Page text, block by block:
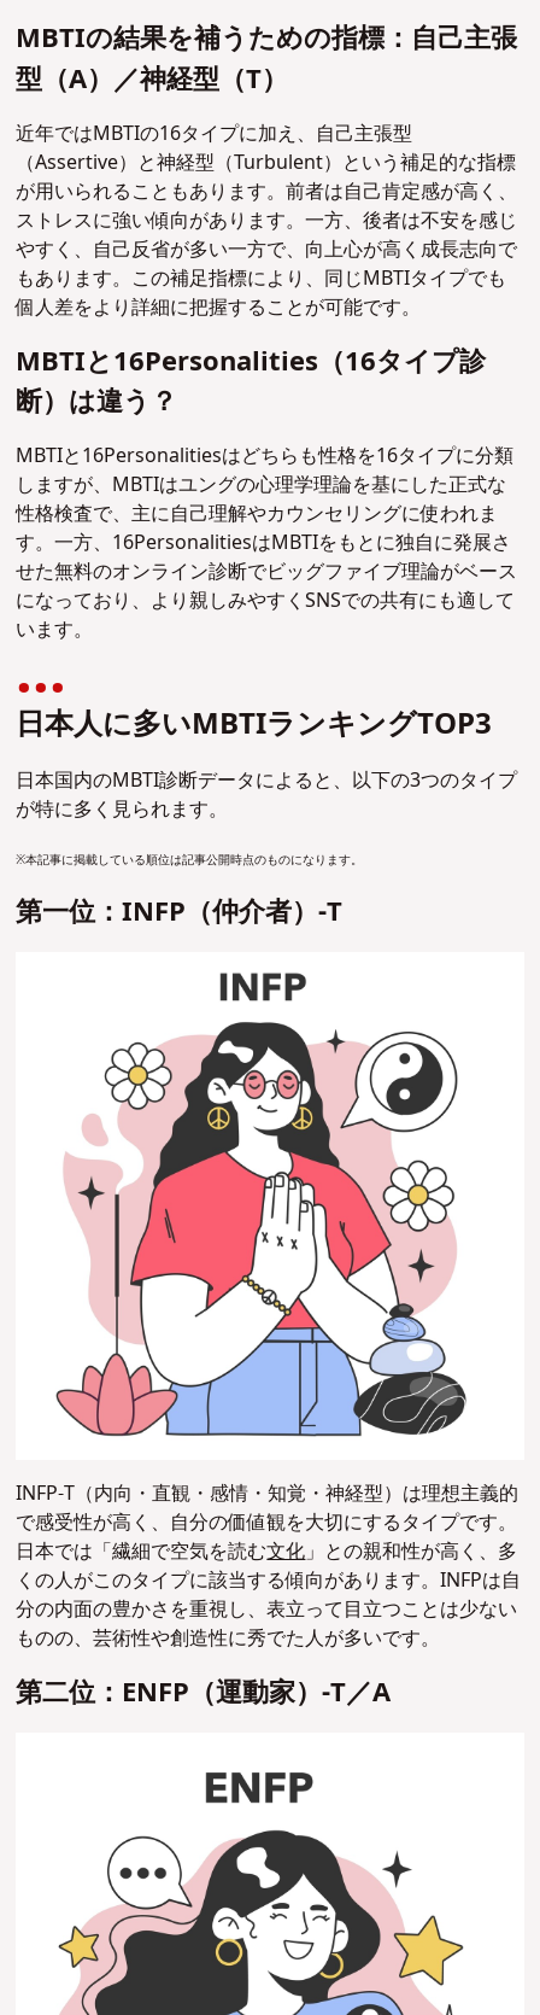
MBTIの結果を補うための指標：自己主張
型（A）／神経型（T）
近年ではMBTIの16タイプに加え、自己主張型
（Assertive）と神経型（Turbulent）という補足的な指標
が用いられることもあります。前者は自己肯定感が高く、
ストレスに強い傾向があります。一方、後者は不安を感じ
やすく、自己反省が多い一方で、向上心が高く成長志向で
もあります。この補足指標により、同じMBTIタイプでも
個人差をより詳細に把握することが可能です。
MBTIと16Personalities（16タイプ診
断）は違う？
MBTIと16Personalitiesはどちらも性格を16タイプに分類
しますが、MBTIはユングの心理学理論を基にした正式な
性格検査で、主に自己理解やカウンセリングに使われま
す。一方、16PersonalitiesはMBTIをもとに独自に発展さ
せた無料のオンライン診断でビッグファイブ理論がベース
になっており、より親しみやすくSNSでの共有にも適して
います。
日本人に多いMBTIランキングTOP3
日本国内のMBTI診断データによると、以下の3つのタイプ
が特に多く見られます。
※本記事に掲載している順位は記事公開時点のものになります。
第一位：INFP（仲介者）-T
INFP-T（内向・直観・感情・知覚・神経型）は理想主義的
で感受性が高く、自分の価値観を大切にするタイプです。
日本では「繊細で空気を読む文化」との親和性が高く、多
くの人がこのタイプに該当する傾向があります。INFPは自
分の内面の豊かさを重視し、表立って目立つことは少ない
ものの、芸術性や創造性に秀でた人が多いです。
第二位：ENFP（運動家）-T／A